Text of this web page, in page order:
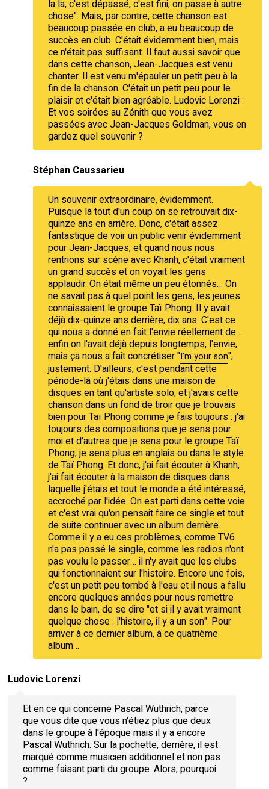
la la, c'est dépassé, c'est fini, on passe à autre
chose". Mais, par contre, cette chanson est
beaucoup passée en club, a eu beaucoup de
succès en club. C'était évidemment bien, mais
ce n'était pas suffisant. Il faut aussi savoir que
dans cette chanson, Jean-Jacques est venu
chanter. Il est venu m'épauler un petit peu à la
fin de la chanson. C'était un petit peu pour le
plaisir et c'était bien agréable. Ludovic Lorenzi :
Et vos soirées au Zénith que vous avez
passées avec Jean-Jacques Goldman, vous en
gardez quel souvenir ?
Stéphan Caussarieu
Un souvenir extraordinaire, évidemment.
Puisque là tout d'un coup on se retrouvait dix-
quinze ans en arrière. Donc, c'était assez
fantastique de voir un public venir évidemment
pour Jean-Jacques, et quand nous nous
rentrions sur scène avec Khanh, c'était vraiment
un grand succès et on voyait les gens
applaudir. On était même un peu étonnés… On
ne savait pas à quel point les gens, les jeunes
connaissaient le groupe Taï Phong. Il y avait
déjà dix-quinze ans derrière, dix ans. C'est ce
qui nous a donné en fait l'envie réellement de…
enfin on l'avait déjà depuis longtemps, l'envie,
mais ça nous a fait concrétiser "I'm your son",
justement. D'ailleurs, c'est pendant cette
période-là où j'étais dans une maison de
disques en tant qu'artiste solo, et j'avais cette
chanson dans un fond de tiroir que je trouvais
bien pour Taï Phong comme je fais toujours : j'ai
toujours des compositions que je sens pour
moi et d'autres que je sens pour le groupe Taï
Phong, je sens plus en anglais ou dans le style
de Taï Phong. Et donc, j'ai fait écouter à Khanh,
j'ai fait écouter à la maison de disques dans
laquelle j'étais et tout le monde a été intéressé,
accroché par l'idée. On est parti dans cette voie
et c'est vrai qu'on pensait faire ce single et tout
de suite continuer avec un album derrière.
Comme il y a eu ces problèmes, comme TV6
n'a pas passé le single, comme les radios n'ont
pas voulu le passer… il n'y avait que les clubs
qui fonctionnaient sur l'histoire. Encore une fois,
c'est un petit peu tombé à l'eau et il nous a fallu
encore quelques années pour nous remettre
dans le bain, de se dire "et si il y avait vraiment
quelque chose : l'histoire, il y a un son". Pour
arriver à ce dernier album, à ce quatrième
album…
Ludovic Lorenzi
Et en ce qui concerne Pascal Wuthrich, parce
que vous dite que vous n'étiez plus que deux
dans le groupe à l'époque mais il y a encore
Pascal Wuthrich. Sur la pochette, derrière, il est
marqué comme musicien additionnel et non pas
comme faisant parti du groupe. Alors, pourquoi
?